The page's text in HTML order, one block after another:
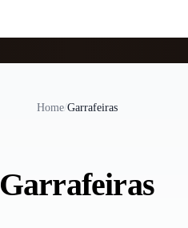
Home/Garrafeiras
Garrafeiras